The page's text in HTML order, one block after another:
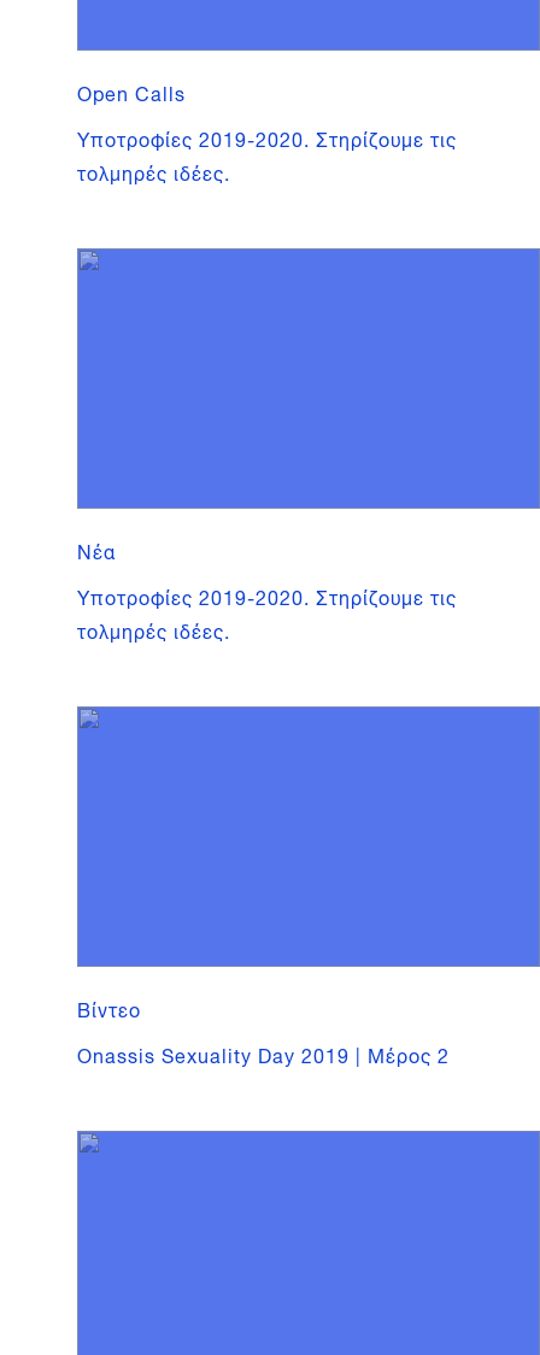
Open Calls
Υποτροφίες 2019-2020. Στηρίζουμε τις
τολμηρές ιδέες.
Νέα
Υποτροφίες 2019-2020. Στηρίζουμε τις
τολμηρές ιδέες.
Βίντεο
Onassis Sexuality Day 2019 | Μέρος 2